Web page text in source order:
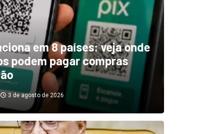
em 8 países: veja onde
podem pagar compras
3 de agosto de 2026